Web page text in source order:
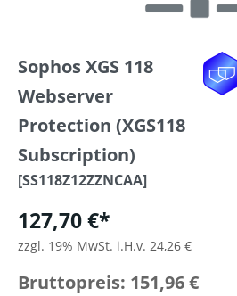
Sophos XGS 118
Webserver
Protection (XGS118
Subscription)
[SS118Z12ZZNCAA]
127,70 €*
zzgl. 19% MwSt. i.H.v. 24,26 €
Bruttopreis: 151,96 €